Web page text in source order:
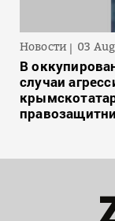
Новости 03
В
случаи